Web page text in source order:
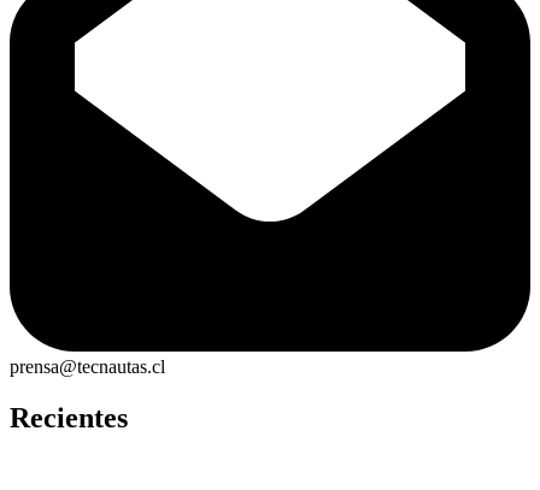
prensa@tecnautas.cl
Recientes